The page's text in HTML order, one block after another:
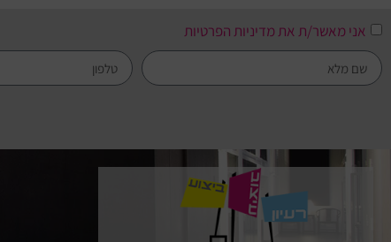
אני מאשר/ת את מדיניות הפרטיות